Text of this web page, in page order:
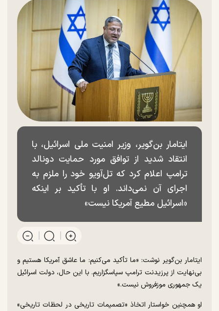
ایتامار بن‌گویر، وزیر امنیت ملی اسرائیل، با
انتقاد شدید از توافق مورد حمایت دونالد
ترامپ اعلام کرد که تل‌آویو خود را ملزم به
اجرای آن نمی‌داند. او با تأکید بر اینکه
«اسرائیل مطیع آمریکا نیست»
ایتامار بن‌گویر نوشت: «ما تأکید می‌کنیم: ما عاشق آمریکا هستیم و
بی‌نهایت از پرزیدنت ترامپ سپاسگزاریم. با این حال، دولت اسرائیل
یک جمهوری موزفروش نیست.»
او همچنین خواستار اتخاذ «تصمیمات تاریخی در لحظات تاریخی»